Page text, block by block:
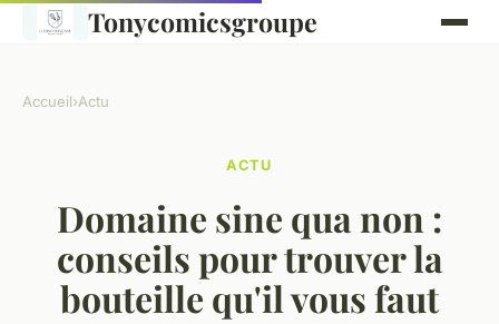
Tonycomicsgroupe
Accueil›Actu
ACTU
Domaine sine qua non :
conseils pour trouver la
bouteille qu'il vous faut